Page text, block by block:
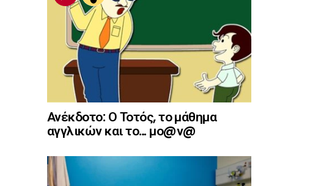
Ανέκδοτο: Ο Τοτός, το μάθημα
αγγλικών και το… μο@ν@